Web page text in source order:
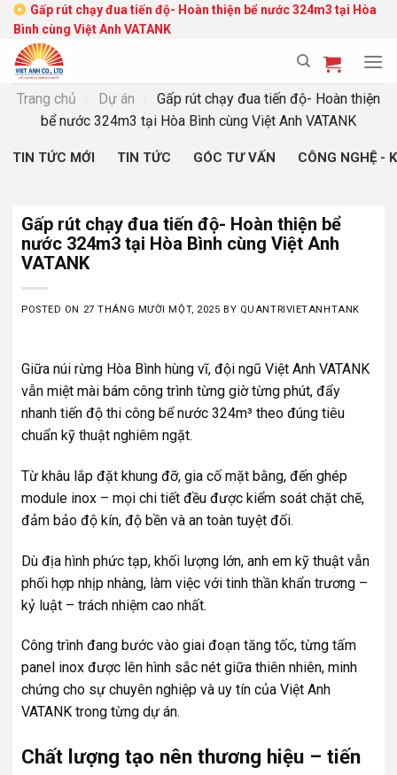
Skip
content
Gấp rút chạy đua tiến độ- Hoàn thiện bể nước 324m3 tại Hòa
Bình cùng Việt Anh VATANK
Trang chủ Dự án
Gấp rút chạy đua tiến độ- Hoàn thiện
bể nước 324m3 tại Hòa Bình cùng Việt Anh VATANK
TIN TỨC MỚI TIN TỨC GÓC TƯ VẤN CÔNG NGHỆ -
Gấp rút chạy đua tiến độ- Hoàn thiện bể
nước 324m3 tại Hòa Bình cùng Việt Anh
VATANK
POSTED ON 27 THÁNG MƯỜI MỘT, 2025 BY QUANTRIVIETANHTANK
Giữa núi rừng Hòa Bình hùng vĩ, đội ngũ Việt Anh VATANK
vẫn miệt mài bám công trình từng giờ từng phút, đẩy
nhanh tiến độ thi công bể nước 324m³ theo đúng tiêu
chuẩn kỹ thuật nghiêm ngặt.
Từ khâu lắp đặt khung đỡ, gia cố mặt bằng, đến ghép
module inox – mọi chi tiết đều được kiểm soát chặt chẽ,
đảm bảo độ kín, độ bền và an toàn tuyệt đối.
Dù địa hình phức tạp, khối lượng lớn, anh em kỹ thuật vẫn
phối hợp nhịp nhàng, làm việc với tinh thần khẩn trương –
kỷ luật – trách nhiệm cao nhất.
Công trình đang bước vào giai đoạn tăng tốc, từng tấm
panel inox được lên hình sắc nét giữa thiên nhiên, minh
chứng cho sự chuyên nghiệp và uy tín của Việt Anh
VATANK trong từng dự án.
Chất lượng tạo nên thương hiệu – tiến